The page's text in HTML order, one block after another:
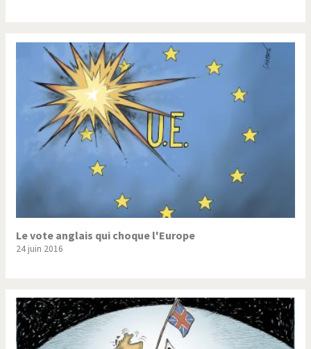
Le vote anglais qui choque l'Europe
24 juin 2016